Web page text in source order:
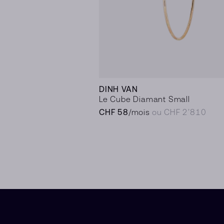
DINH VAN
Le Cube Diamant Small
CHF 58/mois ou CHF 2’810